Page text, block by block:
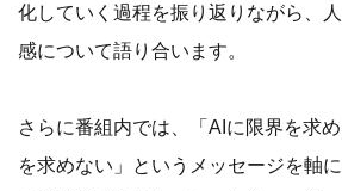
化していく過程を振り返りながら、
感について語り合います。
さらに番組内では、「AIに限界を求
を求めない」というメッセージを軸